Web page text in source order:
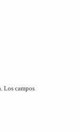
Los campos